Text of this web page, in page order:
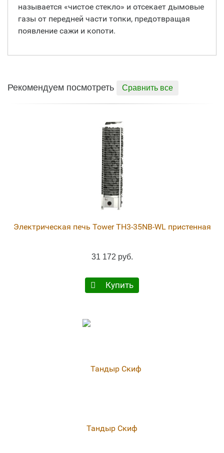
называется «чистое стекло» и отсекает дымовые
газы от передней части топки, предотвращая
появление сажи и копоти.
Рекомендуем посмотреть Сравнить все
Электрическая печь Tower TH3-35NB-WL пристенная
31 172 руб.
Купить
Тандыр Скиф